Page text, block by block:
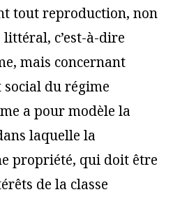
tout reproduction, non
c’est-à-dire
mais concernant
social du régime
a pour modèle la
laquelle la
propriété, qui doit être
de la classe